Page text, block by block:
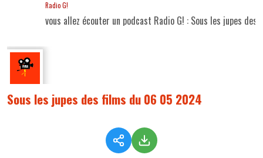
Radio G!
vous allez écouter un podcast Radio G! : Sous les jupes
Sous les jupes des films du 06 05 2024